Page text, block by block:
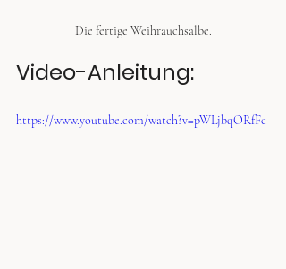
Die fertige Weihrauchsalbe.
Video-Anleitung:
https://www.youtube.com/watch?v=pWLjbqORfFc